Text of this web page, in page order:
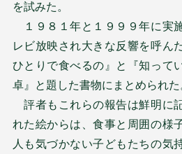
を試みた。
１９８１年と１９９９年に実
レビ放映され大きな反響を呼ん
ひとりで食べるの』と『知って
卓』と題した書物にまとめられた
評者もこれらの報告は鮮明に
れた絵からは、食事と周囲の様
人も気づかない子どもたちの気